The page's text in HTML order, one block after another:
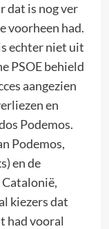
dat is nog ver
voorheen had.
echter niet uit
PSOE behield
aangezien
en
Podemos.
Podemos,
en de
kiezers dat
had vooral